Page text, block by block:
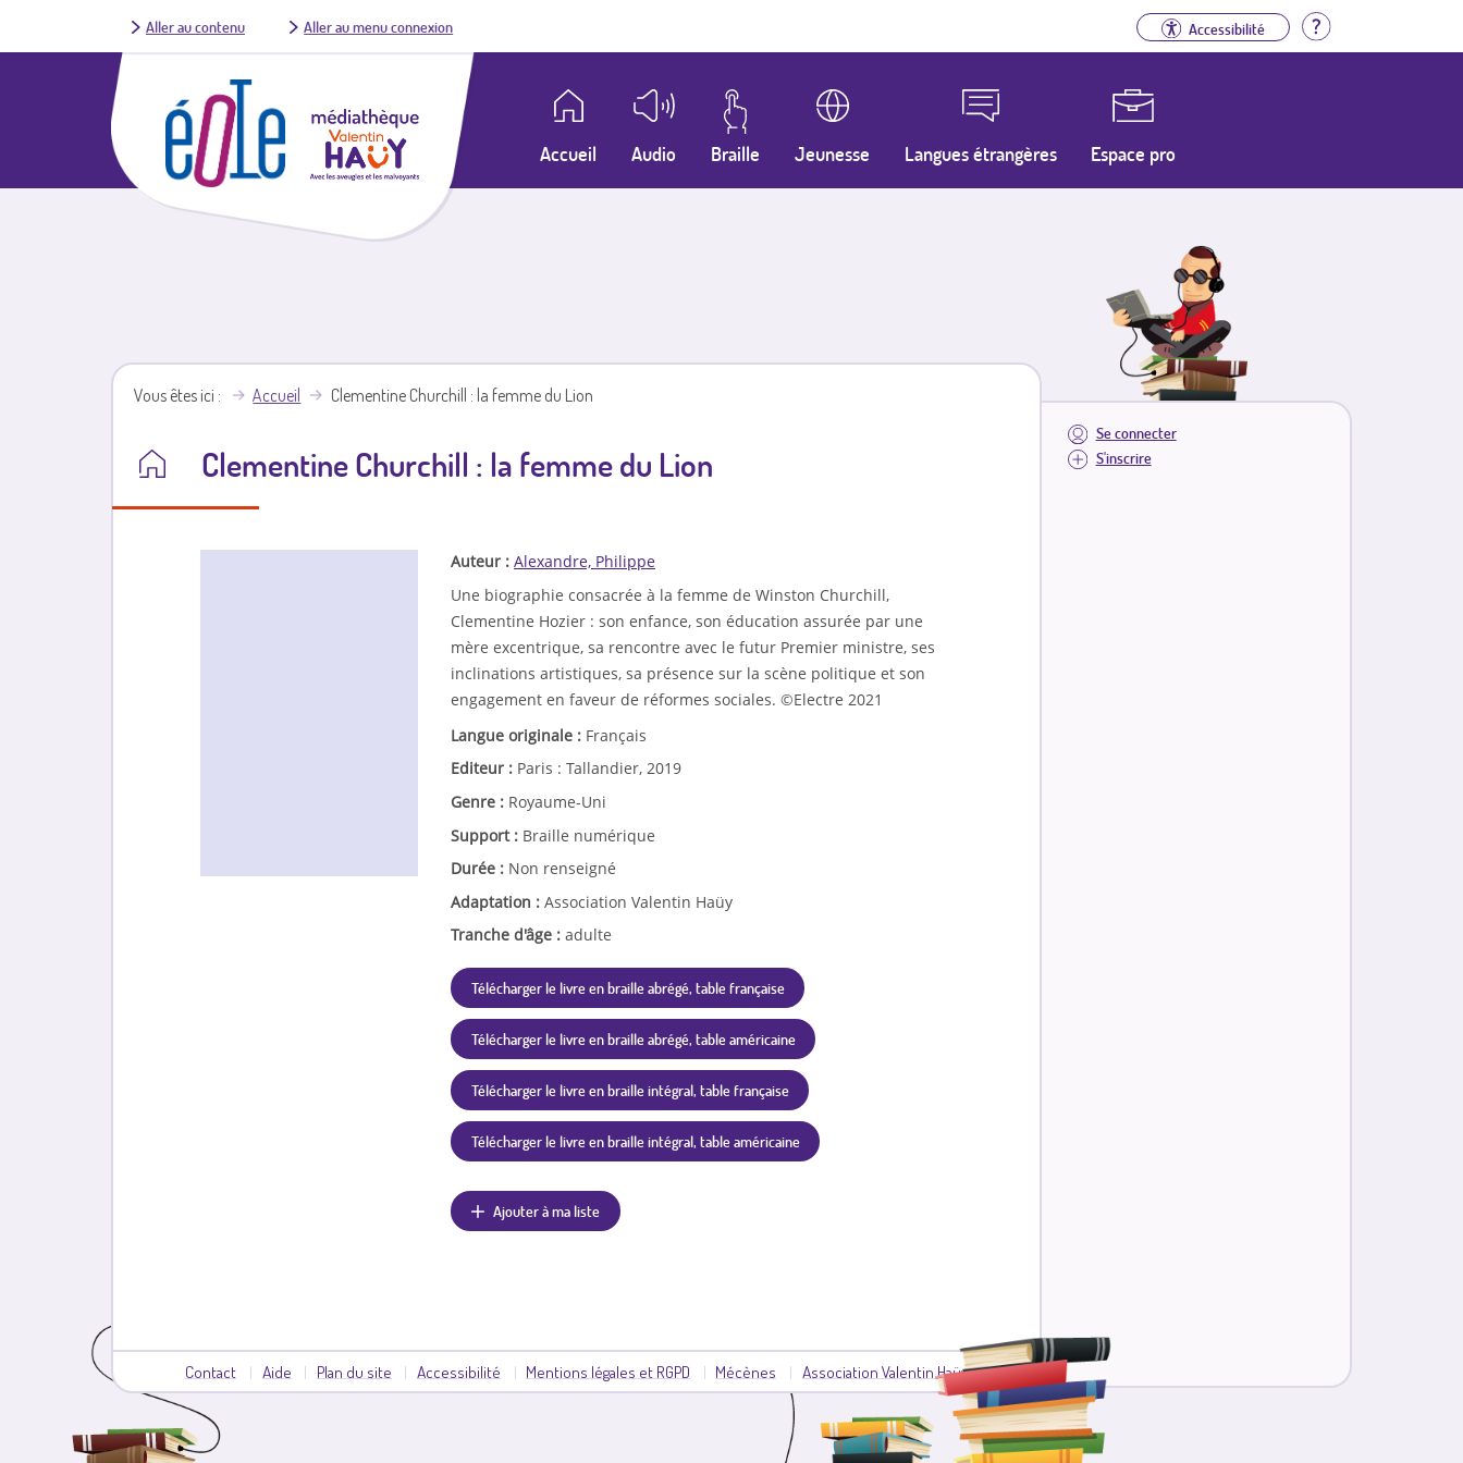
Aller au contenu Aller au menu connexion Accessibilité Aide
Accueil Audio Braille Jeunesse Langues étrangères Espace pro
Se connecter
S'inscrire
Vous êtes ici Accueil Clementine Churchill : la femme du Lion
Clementine Churchill : la femme du Lion
Auteur : Alexandre, Philippe
Une biographie consacrée à la femme de Winston Churchill,
Clementine Hozier : son enfance, son éducation assurée par une
mère excentrique, sa rencontre avec le futur Premier ministre, ses
inclinations artistiques, sa présence sur la scène politique et son
engagement en faveur de réformes sociales. ©Electre 2021
Langue originale : Français
Editeur : Paris : Tallandier, 2019
Genre : Royaume-Uni
Support : Braille numérique
Durée : Non renseigné
Adaptation : Association Valentin Haüy
Tranche d'âge : adulte
Télécharger le livre en braille abrégé, table française
Télécharger le livre en braille abrégé, table américaine
Télécharger le livre en braille intégral, table française
Télécharger le livre en braille intégral, table américaine
Ajouter à ma liste
Contact Aide Plan du site Accessibilité Mentions légales et RGPD Mécènes Association Valentin Haüy